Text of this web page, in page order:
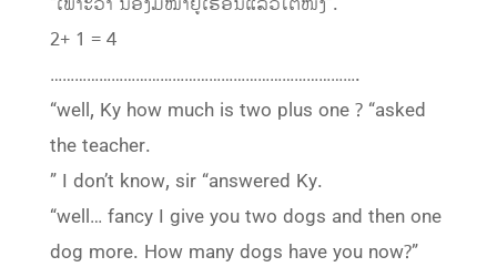
2+ 1 = 4
………………………………………………………………….
“well, Ky how much is two plus one ? “asked
the teacher.
” I don’t know, sir “answered Ky.
“well… fancy I give you two dogs and then one
dog more. How many dogs have you now?”